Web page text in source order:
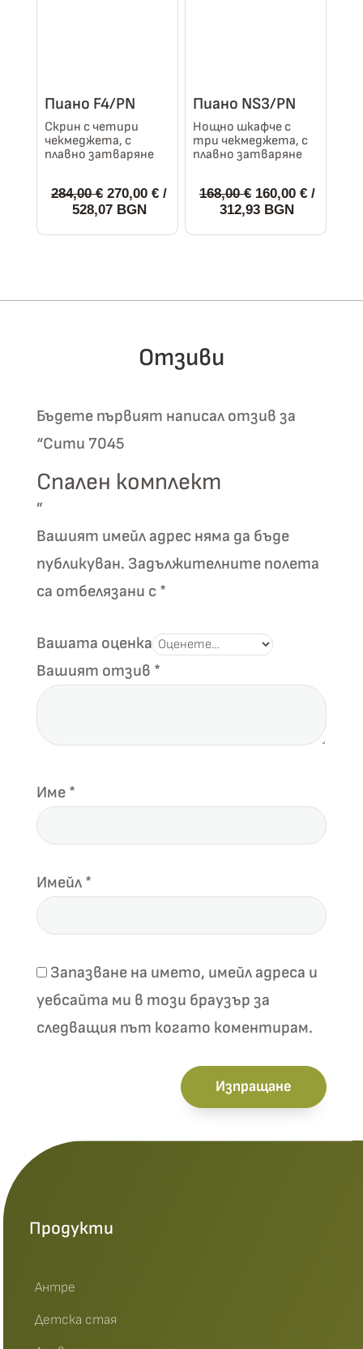
on
the
product
page
on
the
product
page
Пиано F4/PN
Скрин с четири
чекмеджета, с
плавно затваряне
284,00€ Original
price
270,00€ /
528,07 BGNТекущата
multiple
be
chosen
on
the
product
Пиано NS3/PN
Нощно шкафче с
три чекмеджета, с
плавно затваряне
168,00€ Original
price
160,00 € /
312,93 BGNТекущата
multiple
The
options
be
the
Отзиви
Бъдете първият написал отзив за
“Сити 7045
Спален комплект
”
Вашият имейл адрес няма да бъде
публикуван. Задължителните полета
са отбелязани с *
Вашата оценка
Вашият отзив *
Име *
Имейл *
Запазване на името, имейл адреса и
уебсайта ми в този браузър за
следващия път когато коментирам.
Изпращане
Продукти
Антре
Детска стая